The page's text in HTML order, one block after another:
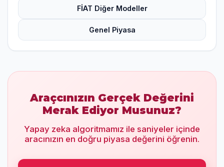
FİAT Diğer Modeller
Genel Piyasa
Araçcınızın Gerçek Değerini
Merak Ediyor Musunuz?
Yapay zeka algoritmamız ile saniyeler içinde
aracınızın en doğru piyasa değerini öğrenin.